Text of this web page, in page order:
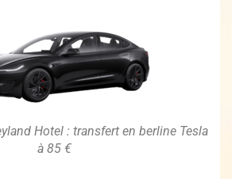
Hotel : transfert en berline Tesla
à 85 €